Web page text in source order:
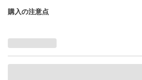
購入の注意点